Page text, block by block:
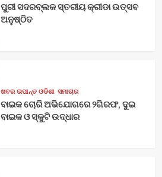
ପୁରୀ ସଦରବ୍ଲକ ସ୍ତରୀୟ କ୍ରୀଡା ଉତ୍ସବ
ଅନୁଷ୍ଠିତ
ଖବର ଉପାନ୍ତ ଓଡିଶା ସମାଚାର
ବାଇକ ଚୋରି ଅଭିଯୋଗରେ ୨ଗିରଫ, ଦୁଇ
ବାଇକ ଓ ସ୍କୁଟି ଉଦ୍ଧାର